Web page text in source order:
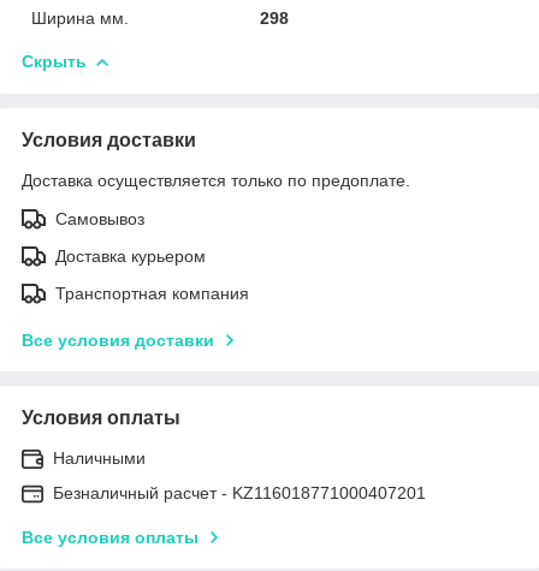
Ширина мм. 298
Скрыть
Условия доставки
Доставка осуществляется только по предоплате.
Самовывоз
Доставка курьером
Транспортная компания
Все условия доставки
Условия оплаты
Наличными
Безналичный расчет - KZ116018771000407201
Все условия оплаты